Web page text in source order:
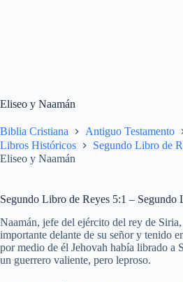
Eliseo y Naamán
Biblia Cristiana
Antiguo Testamento
Libros Históricos
Segundo Libro de
Eliseo y Naamán
Segundo Libro de Reyes 5:1 – Segundo
Naamán, jefe del ejército del rey de
importante delante de su señor y tenido
por medio de él Jehovah había librado a
un guerrero valiente, pero leproso.